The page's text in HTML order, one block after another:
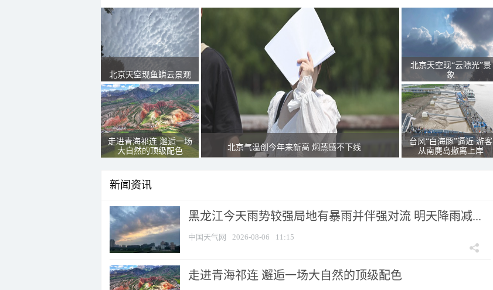
北京天空现鱼鳞云景观
走进青海祁连 邂逅一场
大自然的顶级配色
北京气温创今年来新高 焖蒸感不下线
北京天空现“云隙光”景
象
台风“白海豚”逼近 游客
从南麂岛撤离上岸
新闻资讯
黑龙江今天雨势较强局地有暴雨并伴强对流 明天降雨减...
中国天气网 2026-08-06 11:15
走进青海祁连 邂逅一场大自然的顶级配色